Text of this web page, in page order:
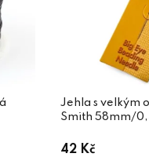
Jehla s velkým
Smith 58mm/
42 Kč